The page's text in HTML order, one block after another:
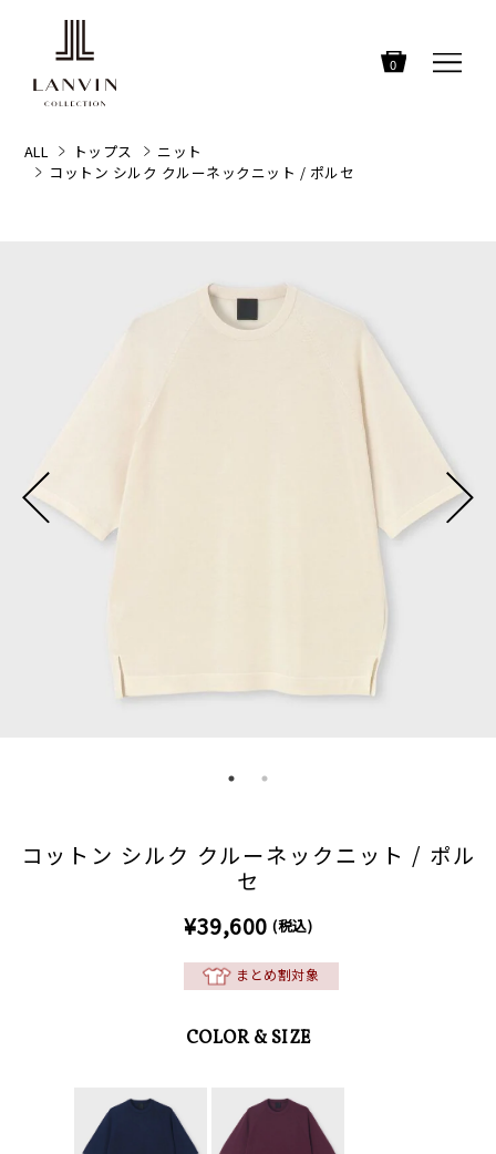
0
ALL トップス
ニット
コットン シルク クルーネックニット / ポルセ
コットン シルク クルーネックニット / ポル
セ
¥39,600 (税込)
まとめ割対象
COLOR & SIZE